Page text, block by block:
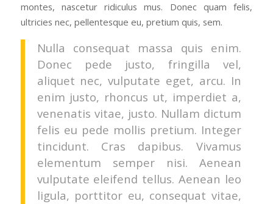
montes, nascetur ridiculus mus. Donec quam felis,
ultricies nec, pellentesque eu, pretium quis, sem.
Nulla consequat massa quis enim.
Donec pede justo, fringilla vel,
aliquet nec, vulputate eget, arcu. In
enim justo, rhoncus ut, imperdiet a,
venenatis vitae, justo. Nullam dictum
felis eu pede mollis pretium. Integer
tincidunt. Cras dapibus. Vivamus
elementum semper nisi. Aenean
vulputate eleifend tellus. Aenean leo
ligula, porttitor eu, consequat vitae,